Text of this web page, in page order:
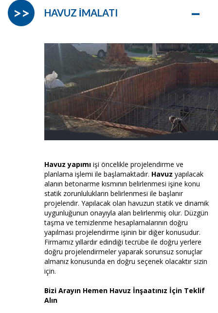
HAVUZ İMALATI –
>>
Havuz yapımı işi öncelikle projelendirme ve
planlama işlemi ile başlamaktadır. Havuz yapılacak
alanın betonarme kısmının belirlenmesi işine konu
statik zorunlulukların belirlenmesi ile başlanır
projelendir. Yapılacak olan havuzun statik ve dinamik
uygunluğunun onayıyla alan belirlenmiş olur. Düzgün
taşma ve temizlenme hesaplamalarının doğru
yapılması projelendirme işinin bir diğer konusudur.
Firmamız yıllardır edindiği tecrübe ile doğru yerlere
doğru projelendirmeler yaparak sorunsuz sonuçlar
almanız konusunda en doğru seçenek olacaktır sizin
için.
Bizi Arayın Hemen Havuz İnşaatınız İçin Teklif
Alın